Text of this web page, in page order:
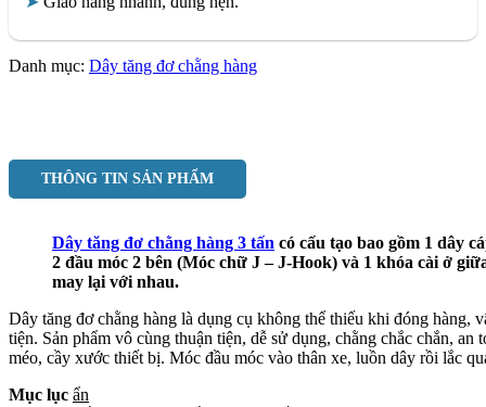
Danh mục: Dây tăng đơ chằng hàng
THÔNG TIN SẢN PHẨM
Dây tăng đơ chằng hàng 3 tấn có cấu tạo bao gồm 1 dây
2 đầu móc 2 bên (Móc chữ J – J-Hook) và 1 khóa cài ở
may lại với nhau.
Dây tăng đơ chằng hàng là dụng cụ không thể thiếu khi đóng hàng,
tiện. Sản phẩm vô cùng thuận tiện, dễ sử dụng, chằng chắc chắn,
méo, cầy xước thiết bị. Móc đầu móc vào thân xe, luồn dây rồi lắc
Mục lục ẩn